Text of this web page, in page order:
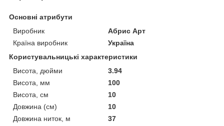
Основні атрибути
Виробник
Абрис Арт
Країна виробник
Україна
Користувальницькі характеристики
Висота, дюйми
3.94
Висота, мм
100
Висота, см
10
Довжина (см)
10
Довжина ниток, м
37